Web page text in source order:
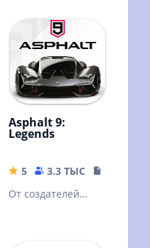
выживание в
диких мирах
разных планет.
Asphalt 9:
Legends
5 3.3 ТЫС
От создателей